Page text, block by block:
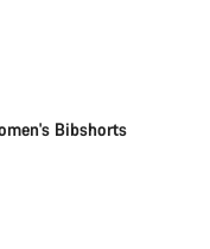
Bibshorts